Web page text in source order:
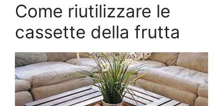
Come riutilizzare le
cassette della frutta